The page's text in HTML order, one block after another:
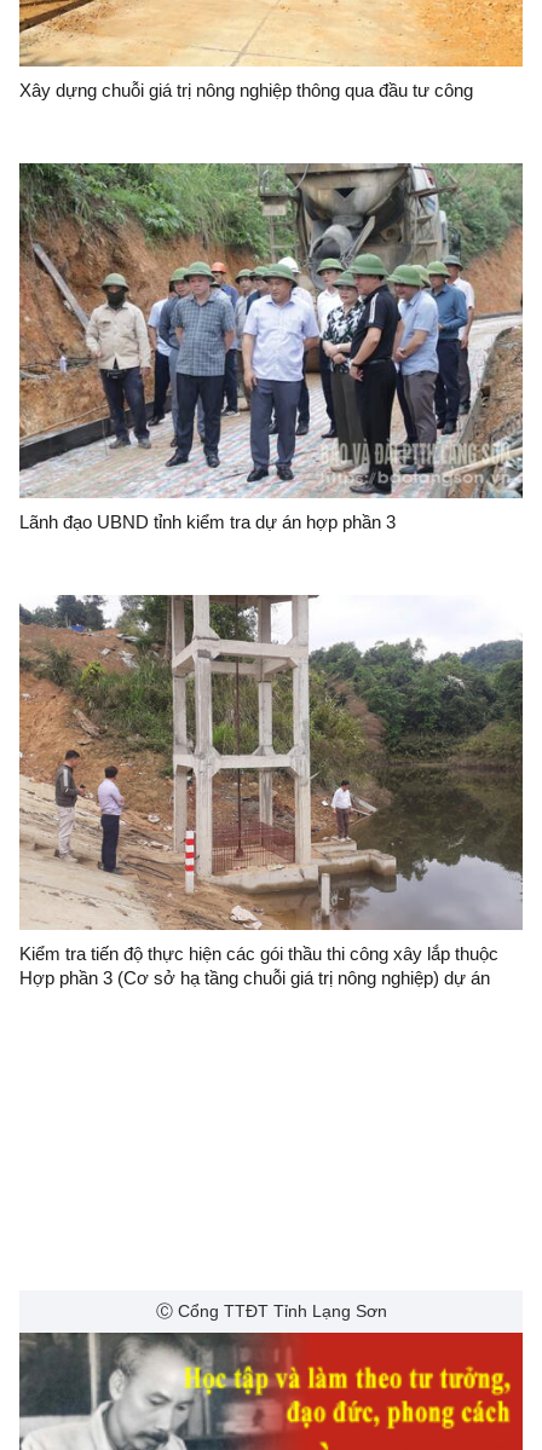
Xây dựng chuỗi giá trị nông nghiệp thông qua đầu tư công
Lãnh đạo UBND tỉnh kiểm tra dự án hợp phần 3
Kiểm tra tiến độ thực hiện các gói thầu thi công xây lắp thuộc
Hợp phần 3 (Cơ sở hạ tầng chuỗi giá trị nông nghiệp) dự án
Ⓒ Cổng TTĐT Tỉnh Lạng Sơn